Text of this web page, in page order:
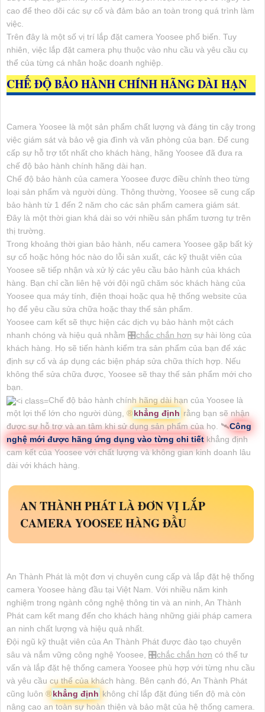
cao để theo dõi các sự cố và đảm bảo an toàn trong quá trình làm
việc.
Trên đây là một số vị trí lắp đặt camera Yoosee phổ biến. Tuy
nhiên, việc lắp đặt camera phụ thuộc vào nhu cầu và yêu cầu cụ
thể của từng cá nhân hoặc doanh nghiệp.
CHẾ ĐỘ BẢO HÀNH CHÍNH HÃNG DÀI HẠN
Camera Yoosee là một sản phẩm chất lượng và đáng tin cậy trong
việc giám sát và bảo vệ gia đình và văn phòng của bạn. Để cung
cấp sự hỗ trợ tốt nhất cho khách hàng, hãng Yoosee đã đưa ra
chế độ bảo hành chính hãng dài hạn.
Chế độ bảo hành của camera Yoosee được điều chỉnh theo từng
loại sản phẩm và người dùng. Thông thường, Yoosee sẽ cung cấp
bảo hành từ 1 đến 2 năm cho các sản phẩm camera giám sát.
Đây là một thời gian khá dài so với nhiều sản phẩm tương tự trên
thị trường.
Trong khoảng thời gian bảo hành, nếu camera Yoosee gặp bất kỳ
sự cố hoặc hỏng hóc nào do lỗi sản xuất, các kỹ thuật viên của
Yoosee sẽ tiếp nhận và xử lý các yêu cầu bảo hành của khách
hàng. Bạn chỉ cần liên hệ với đội ngũ chăm sóc khách hàng của
Yoosee qua máy tính, điện thoại hoặc qua hệ thống website của
họ để yêu cầu sửa chữa hoặc thay thế sản phẩm.
Yoosee cam kết sẽ thực hiện các dịch vụ bảo hành một cách
nhanh chóng và hiệu quả nhằm 🎛chắc chắn hơn sự hài lòng của
khách hàng. Họ sẽ tiến hành kiểm tra sản phẩm của bạn để xác
định sự cố và áp dụng các biện pháp sửa chữa thích hợp. Nếu
không thể sửa chữa được, Yoosee sẽ thay thế sản phẩm mới cho
bạn.
Chế độ bảo hành chính hãng dài hạn của Yoosee là
một lợi thế lớn cho người dùng, ®️khẳng định rằng bạn sẽ nhận
được sự hỗ trợ và an tâm khi sử dụng sản phẩm của họ. 🛰Công
nghệ mới được hãng ứng dụng vào từng chi tiết khẳng định
cam kết của Yoosee với chất lượng và không gian kinh doanh lâu
dài với khách hàng.
AN THÀNH PHÁT LÀ ĐƠN VỊ LẮP
CAMERA YOOSEE HÀNG ĐẦU
An Thành Phát là một đơn vị chuyên cung cấp và lắp đặt hệ thống
camera Yoosee hàng đầu tại Việt Nam. Với nhiều năm kinh
nghiệm trong ngành công nghệ thông tin và an ninh, An Thành
Phát cam kết mang đến cho khách hàng những giải pháp camera
an ninh chất lượng và hiệu quả nhất.
Đội ngũ kỹ thuật viên của An Thành Phát được đào tạo chuyên
sâu và nắm vững công nghệ Yoosee, 🎛chắc chắn hơn có thể tư
vấn và lắp đặt hệ thống camera Yoosee phù hợp với từng nhu cầu
và yêu cầu cụ thể của khách hàng. Bên cạnh đó, An Thành Phát
cũng luôn ®️khẳng định không chỉ lắp đặt đúng tiến độ mà còn
nâng cao an toàn sự hoàn thiện và bảo mật của hệ thống camera.